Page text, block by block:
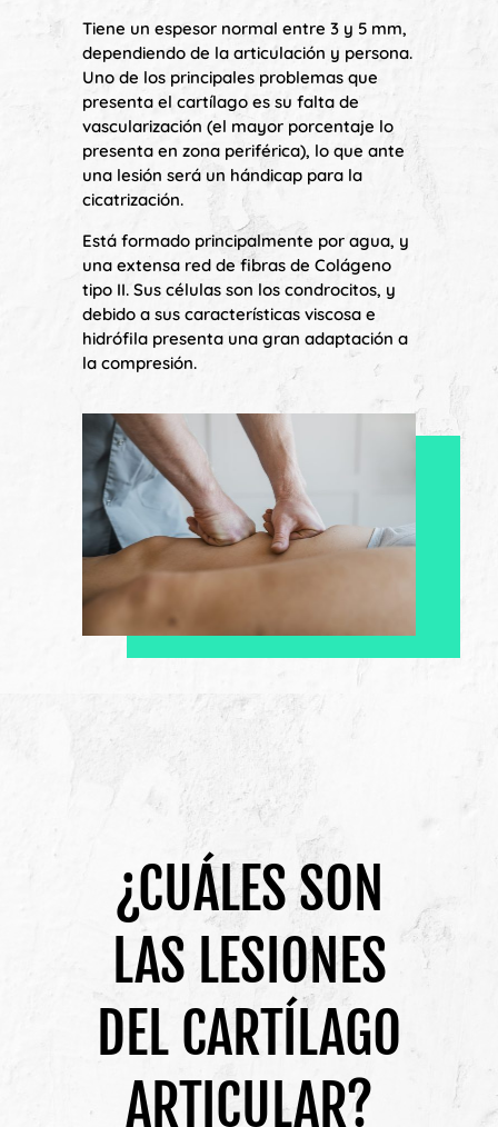
Tiene un espesor normal entre 3 y 5 mm,
dependiendo de la articulación y persona.
Uno de los principales problemas que
presenta el cartílago es su falta de
vascularización (el mayor porcentaje lo
presenta en zona periférica), lo que ante
una lesión será un hándicap para la
cicatrización.
Está formado principalmente por agua, y
una extensa red de fibras de Colágeno
tipo II. Sus células son los condrocitos, y
debido a sus características viscosa e
hidrófila presenta una gran adaptación a
la compresión.
¿CUÁLES SON
LAS LESIONES
DEL CARTÍLAGO
ARTICULAR?